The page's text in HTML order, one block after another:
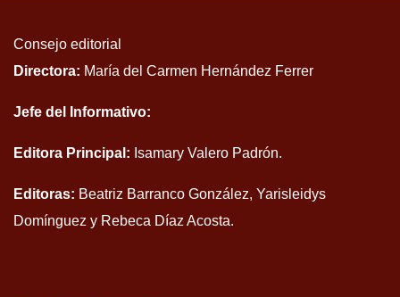
Consejo editorial
Directora: María del Carmen Hernández Ferrer
Jefe del Informativo:
Editora Principal: Isamary Valero Padrón.
Editoras: Beatriz Barranco González, Yarisleidys
Domínguez y Rebeca Díaz Acosta.